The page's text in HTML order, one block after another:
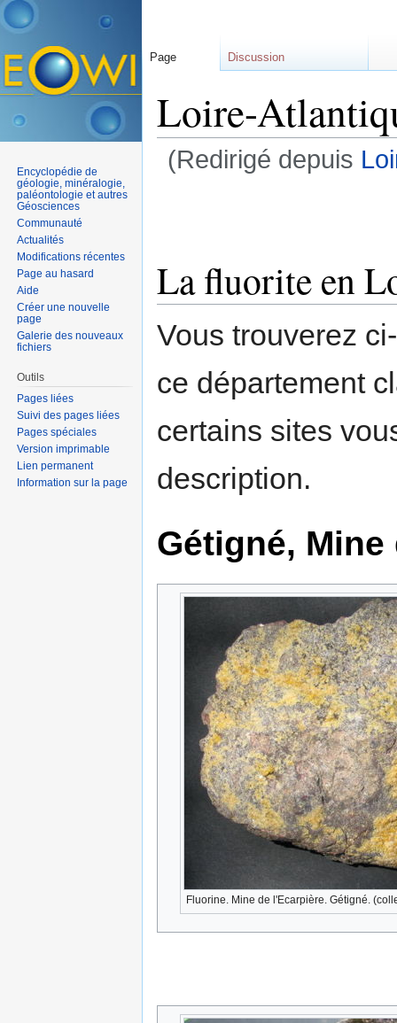
Loire-
(Redirigé depuis
La fluorite en
Vous trouverez
ce département
certains sites
description.
Gétigné,
Fluorine. Mine de l'Ecarpière. Gétigné.
Page Discussion
Encyclopédie de
géologie, minéralogie,
paléontologie et autres
Géosciences
Communauté
Actualités
Modifications récentes
Page au hasard
Aide
Créer une nouvelle
page
Galerie des nouveaux
fichiers
Outils
Pages liées
Suivi des pages liées
Pages spéciales
Version imprimable
Lien permanent
Information sur la page